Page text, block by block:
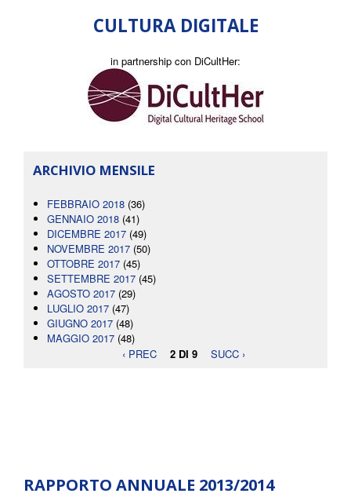
CULTURA DIGITALE
in partnership con DiCultHer:
ARCHIVIO MENSILE
FEBBRAIO 2018 (36)
GENNAIO 2018 (41)
DICEMBRE 2017 (49)
NOVEMBRE 2017 (50)
OTTOBRE 2017 (45)
SETTEMBRE 2017 (45)
AGOSTO 2017 (29)
LUGLIO 2017 (47)
GIUGNO 2017 (48)
MAGGIO 2017 (48)
‹ PREC
2 DI 9 SUCC ›
RAPPORTO ANNUALE 2013/2014